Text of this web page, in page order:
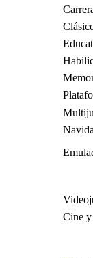
Cine